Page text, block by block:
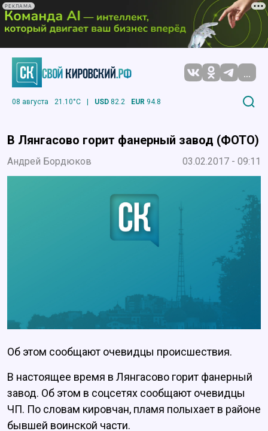
РЕКЛАМА
...
08 августа 21.10°C | USD 82.2 EUR 94.8
В Лянгасово горит фанерный завод (ФОТО)
Андрей Бордюков 03.02.2017 - 09:11
Об этом сообщают очевидцы происшествия.
В настоящее время в Лянгасово горит фанерный
завод. Об этом в соцсетях сообщают очевидцы
ЧП. По словам кировчан, пламя полыхает в районе
бывшей воинской части.